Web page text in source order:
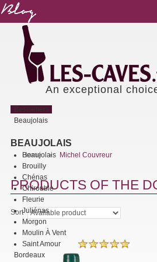
An exceptional
Bestsellers
Beaujolais
BEAUJOLAIS
Beaujolais
Brouilly
Chénas
Chirouble
Fleurie
Juliénas
Morgon
Moulin À Vent
Saint Amour
Bordeaux
Home
Michel Couvreur
PRODUCTS OF THE
Sort